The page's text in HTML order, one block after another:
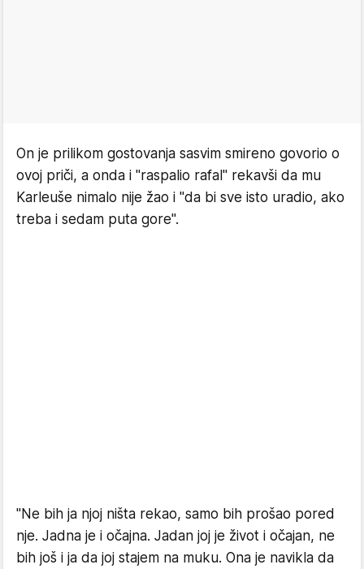
On je prilikom gostovanja sasvim smireno govorio o
ovoj priči, a onda i "raspalio rafal" rekavši da mu
Karleuše nimalo nije žao i "da bi sve isto uradio, ako
treba i sedam puta gore".
"Ne bih ja njoj ništa rekao, samo bih prošao pored
nje. Jadna je i očajna. Jadan joj je život i očajan, ne
bih još i ja da joj stajem na muku. Ona je navikla da